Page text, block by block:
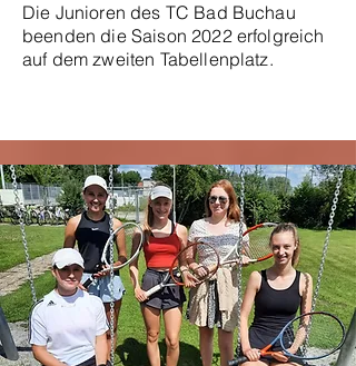
Die Junioren des TC Bad Buchau
beenden die Saison 2022 erfolgreich
auf dem zweiten Tabellenplatz.